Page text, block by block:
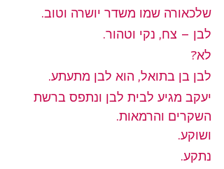
שלכאורה שמו משדר יושרה וטוב.
לבן – צח, נקי וטהור.
לא?
לבן בן בתואל, הוא לבן מתעתע.
יעקב מגיע לבית לבן ונתפס ברשת
השקרים והרמאות.
ושוקע.
נתקע.